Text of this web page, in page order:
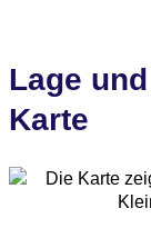
Lage
Karte